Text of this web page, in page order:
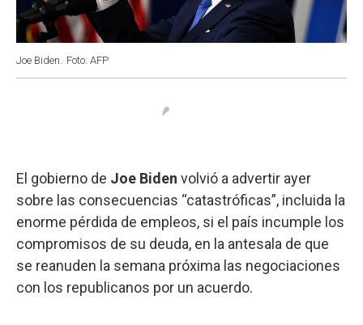
Joe Biden. Foto: AFP
El gobierno de Joe Biden volvió a advertir ayer
sobre las consecuencias “catastróficas”, incluida la
enorme pérdida de empleos, si el país incumple los
compromisos de su deuda, en la antesala de que
se reanuden la semana próxima las negociaciones
con los republicanos por un acuerdo.